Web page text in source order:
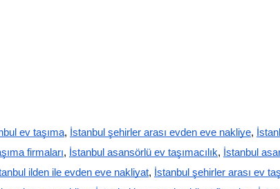
ev taşıma, İstanbul şehirler arası evden eve nakliye,
firmaları, İstanbul asansörlü ev taşımacılık, İstanbul
ilden ile evden eve nakliyat, İstanbul şehirler arası ev